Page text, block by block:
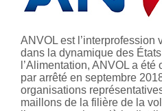
ANVOL est l’interprofession
dans la dynamique des
l’Alimentation, ANVOL a
par arrêté en septembre
organisations
maillons de la filière de la